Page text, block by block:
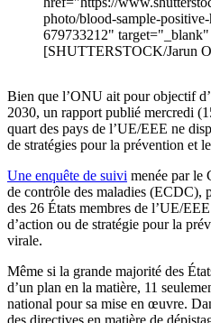
photo/blood-sample-
679733212"
[SHUTTERSTOCK/Jarun
Bien que l’ONU ait pour objectif
2030, un rapport publié mercredi
quart des pays de l’UE/EEE ne
de stratégies pour la prévention et
Une enquête de suivi menée par le
de contrôle des maladies (ECDC),
des 26 États membres de l’UE/
d’action ou de stratégie pour la
virale.
Même si la grande majorité des
d’un plan en la matière, 11
national pour sa mise en œuvre.